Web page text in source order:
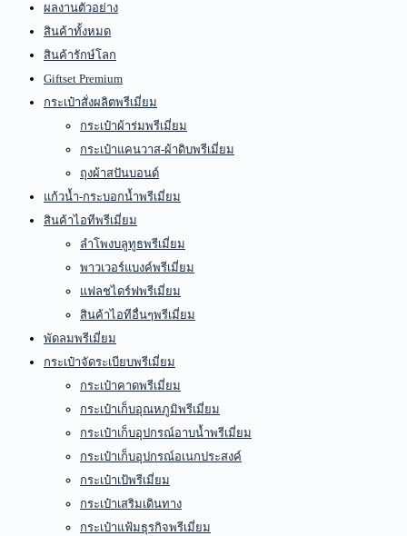
ผลงานตัวอย่าง
สินค้าทั้งหมด
สินค้ารักษ์โลก
Giftset Premium
กระเป๋าสั่งผลิตพรีเมี่ยม
กระเป๋าผ้าร่มพรีเมี่ยม
กระเป๋าแคนวาส-ผ้าดิบพรีเมี่ยม
ถุงผ้าสปันบอนด์
แก้วน้ำ-กระบอกน้ำพรีเมี่ยม
สินค้าไอทีพรีเมี่ยม
ลำโพงบลูทูธพรีเมี่ยม
พาวเวอร์แบงค์พรีเมี่ยม
แฟลชไดร์ฟพรีเมี่ยม
สินค้าไอทีอื่นๆพรีเมี่ยม
พัดลมพรีเมี่ยม
กระเป๋าจัดระเบียบพรีเมี่ยม
กระเป๋าคาดพรีเมี่ยม
กระเป๋าเก็บอุณหภูมิพรีเมี่ยม
กระเป๋าเก็บอุปกรณ์อาบน้ำพรีเมี่ยม
กระเป๋าเก็บอุปกรณ์อเนกประสงค์
กระเป๋าเป้พรีเมี่ยม
กระเป๋าเสริมเดินทาง
กระเป๋าแฟ้มธุรกิจพรีเมี่ยม